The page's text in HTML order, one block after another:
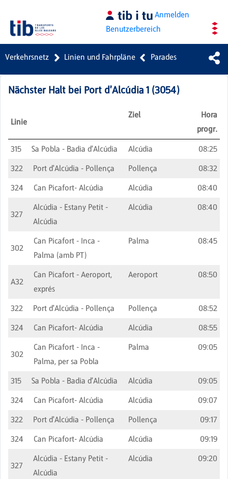
Anmelden
Benutzerbereich
Verkehrsnetz Linien und Fahrpläne Parades
Nächster Halt bei Port d'Alcúdia 1 (3054)
Linie
Ziel
Hora
progr.
315 Sa Pobla - Badia d'Alcúdia Alcúdia
08:25
322
Port d'Alcúdia - Pollença Pollença
08:32
324
Can Picafort- Alcúdia Alcúdia 08:40
327
Alcúdia - Estany Petit -
Alcúdia
Alcúdia 08:40
302
Can Picafort - Inca -
Palma (amb PT)
Palma 08:45
A32
Can Picafort - Aeroport,
exprés
Aeroport 08:50
322 Port d'Alcúdia - Pollença Pollença
08:52
324
Can Picafort- Alcúdia Alcúdia 08:55
302
Can Picafort - Inca -
Palma, per sa Pobla
Palma 09:05
315 Sa Pobla - Badia d'Alcúdia Alcúdia
09:05
324
Can Picafort- Alcúdia Alcúdia
09:07
322
Port d'Alcúdia - Pollença Pollença
09:17
324
Can Picafort- Alcúdia Alcúdia 09:19
327
Alcúdia - Estany Petit -
Alcúdia
Alcúdia 09:20